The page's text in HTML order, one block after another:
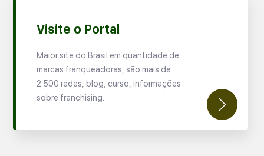
Visite o Portal
Maior site do Brasil em quantidade de
marcas franqueadoras, são mais de
2.500 redes, blog, curso, informações
sobre franchising.